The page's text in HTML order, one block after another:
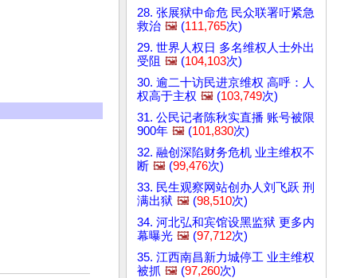
28. 张展狱中命危 民众联署吁紧急
救治 🖼️ (111,765次)
29. 世界人权日 多名维权人士外出
受阻 🖼️ (104,103次)
30. 逾二十访民进京维权 高呼：人
权高于主权 🖼️ (103,749次)
31. 公民记者陈秋实直播 账号被限
900年 🖼️ (101,830次)
32. 融创深陷财务危机 业主维权不
断 🖼️ (99,476次)
33. 民生观察网站创办人刘飞跃 刑
满出狱 🖼️ (98,510次)
34. 河北弘和宾馆设黑监狱 更多内
幕曝光 🖼️ (97,712次)
35. 江西南昌新力城停工 业主维权
被抓 🖼️ (97,260次)